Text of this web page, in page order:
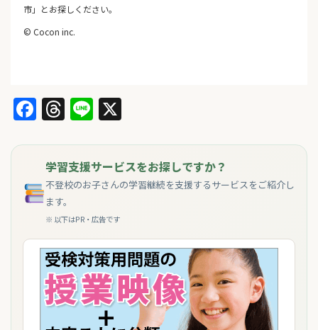
市」とお探しください。
© Cocon inc.
Facebook
Threads
Line
学習支援サービスをお探しですか？
不登校のお子さんの学習継続を支援するサービスをご紹介し
ます。
※ 以下はPR・広告です